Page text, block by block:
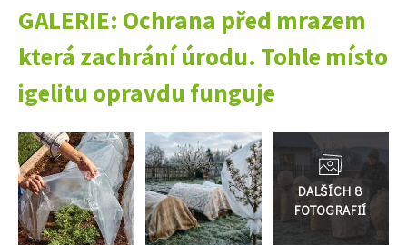
74 Kč
GALERIE: Ochrana před mrazem
která zachrání úrodu. Tohle místo
igelitu opravdu funguje
do
galerie